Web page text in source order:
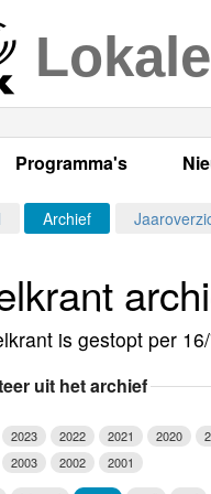
Programma's
Alle dagen
Per dag
Luister LOK Live
Archief
is gestopt per
uit het archief
2023 2022 2021 2020
2003 2002
2001